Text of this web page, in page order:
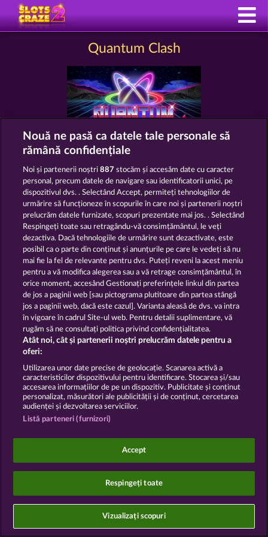
Quantum Clash
Termeni și condiții
Declarație de confidențialitate
Asistență tehnică Firmă
Întrebări frecvente Facebook
Trimite Cererea de Retragere
Jocurile din cazinoul de socializare au ca unic scop
distracția și nu influențează în niciun fel orice viitor
succes posibil la jocurile de noroc cu bani reali.
©2026 Whow Games GmbH
Nouă ne pasă ca datele tale personale să
rămână confidențiale
Noi și partenerii noștri887 stocăm și accesăm date cu caracter
personal, precum datele de navigare sau identificatorii unici, pe
dispozitivul dvs. . Selectând Accept, permiteți tehnologiilor de
urmărire să funcționeze în scopurile în care noi și partenerii noștri
prelucrăm datele furnizate, scopuri prezentate mai jos. . Selectând
Respingeți toate sau retragându-vă consimțământul, le veți
dezactiva. Dacă tehnologiile de urmărire sunt dezactivate, este
posibil ca o parte din conținut și anunțurile pe care le vedeți să nu
mai fie la fel de relevante pentru dvs. Puteți reveni la acest meniu
pentru a vă modifica alegerea sau a vă retrage consimțământul, în
orice moment, accesând Gestionați preferințele linkul din partea
de jos a paginii web [sau pictograma plutitoare din partea stângă
jos a paginii web, dacă este cazul]. Varianta aleasă de dvs. va intra
în vigoare în cadrul Site-ul web. Pentru detalii suplimentare, vă
rugăm să ne consultați politica privind confidențialitatea.
Atât noi, cât și partenerii noștri prelucrăm datele pentru a
oferi:
Utilizarea unor date precise de geolocație. Scanarea activă a
caracteristicilor dispozitivului pentru identificare. Stocarea și/sau
accesarea informațiilor de pe un dispozitiv. Publicitate și conținut
personalizat, măsurători ale publicității și de conținut, cercetarea
audienței și dezvoltarea serviciilor.
Listă parteneri (furnizori)
Accept
Respingeți toate
Vizualizați scopuri